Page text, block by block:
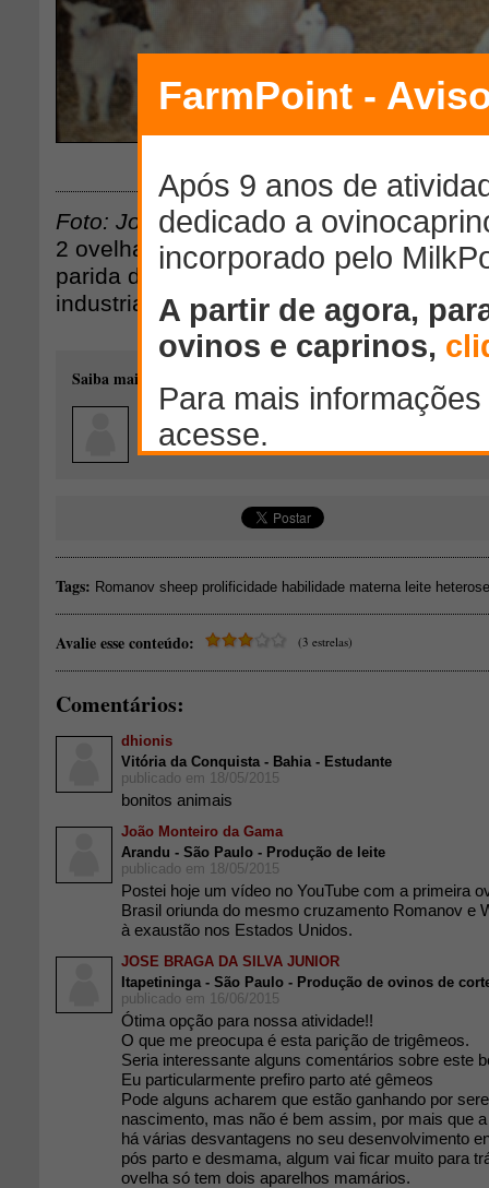
Foto: João Monteiro da Gama
2 ovelhas deslanadas Easycare (50%
parida de trigêmeos. Reprodutor
industrial White Dorper ou Texel.
Saiba mais sobre o autor desse conteúdo:
João Monteiro da GamaArandu - São Paulo
Tags: Romanov sheep prolificidade habilidade materna leite heterose
Avalie esse conteúdo: (3 estrelas)
Comentários:
dhionis
Vitória da Conquista - Bahia - Estudante
publicado em 18/05/2015
bonitos animais
João Monteiro da Gama
Arandu - São Paulo - Produção de leite
publicado em 18/05/2015
Postei hoje um vídeo no YouTube com a primeira
Brasil oriunda do mesmo cruzamento Romanov e
à exaustão nos Estados Unidos.
JOSE BRAGA DA SILVA JUNIOR
Itapetininga - São Paulo - Produção de ovinos de
publicado em 16/06/2015
Ótima opção para nossa atividade!!
O que me preocupa é esta parição de trigêmeos.
Seria interessante alguns comentários sobre este
Eu particularmente prefiro parto até gêmeos
Pode alguns acharem que estão ganhando por
nascimento, mas não é bem assim, por mais que
há várias desvantagens no seu desenvolvimento
pós parto e desmama, algum vai ficar muito para
ovelha só tem dois aparelhos mamários.